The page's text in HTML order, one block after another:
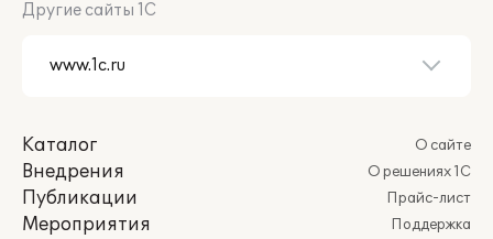
Другие сайты 1С
Каталог
Внедрения
Публикации
Мероприятия
О сайте
О решениях 1С
Прайс-лист
Поддержка